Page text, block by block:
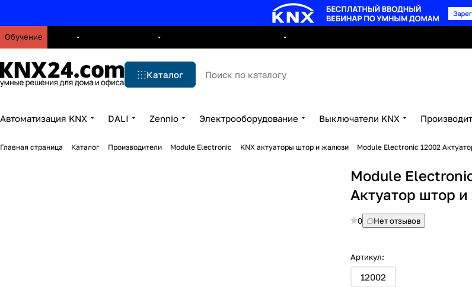
Обучение
Каталог
Автоматизация KNX DALI Zennio Электрооборудование Выключатели KNX
Главная страница Каталог Производители Module Electronic KNX актуаторы штор и жалюзи Module Electronic 12002
Module
Актуатор штор
0 Нет отзывов
Артикул:
12002